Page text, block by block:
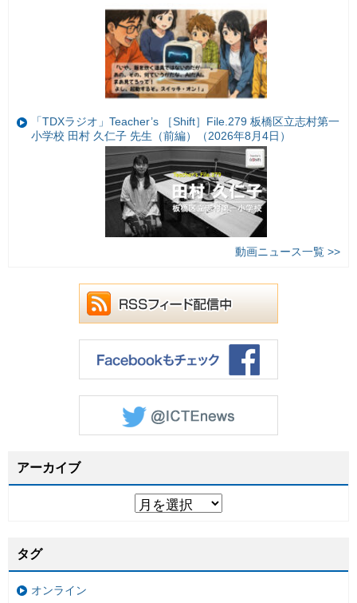
「TDXラジオ」Teacher’s ［Shift］File.279 板橋区立志村第一
小学校 田村 久仁子 先生（前編）（2026年8月4日）
動画ニュース一覧 >>
アーカイブ
タグ
オンライン